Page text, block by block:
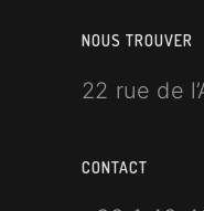
NOUS TROUVER
22 rue de
CONTACT